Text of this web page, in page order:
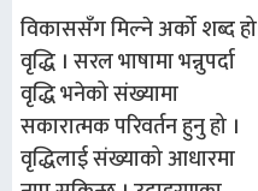
विकाससँग मिल्ने अर्को शब्द हो
वृद्धि । सरल भाषामा भन्नुपर्दा
वृद्धि भनेको संख्यामा
सकारात्मक परिवर्तन हुनु हो ।
वृद्धिलाई संख्याको आधारमा